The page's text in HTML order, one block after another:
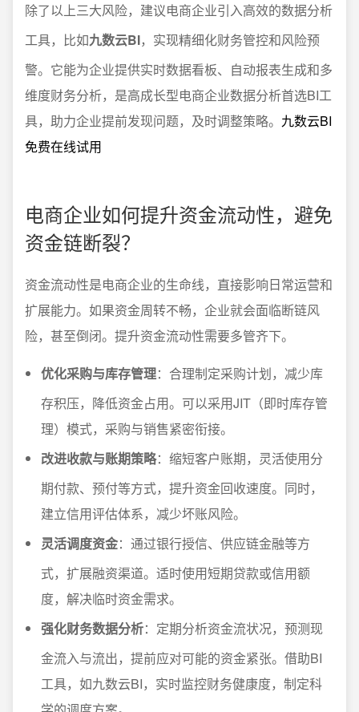
除了以上三大风险，建议电商企业引入高效的数据分析
工具，比如九数云BI，实现精细化财务管控和风险预
警。它能为企业提供实时数据看板、自动报表生成和多
维度财务分析，是高成长型电商企业数据分析首选BI工
具，助力企业提前发现问题，及时调整策略。 九数云BI
免费在线试用
电商企业如何提升资金流动性，避免
资金链断裂？
资金流动性是电商企业的生命线，直接影响日常运营和
扩展能力。如果资金周转不畅，企业就会面临断链风
险，甚至倒闭。提升资金流动性需要多管齐下。
优化采购与库存管理：合理制定采购计划，减少库
存积压，降低资金占用。可以采用JIT（即时库存管
理）模式，采购与销售紧密衔接。
改进收款与账期策略：缩短客户账期，灵活使用分
期付款、预付等方式，提升资金回收速度。同时，
建立信用评估体系，减少坏账风险。
灵活调度资金：通过银行授信、供应链金融等方
式，扩展融资渠道。适时使用短期贷款或信用额
度，解决临时资金需求。
强化财务数据分析：定期分析资金流状况，预测现
金流入与流出，提前应对可能的资金紧张。借助BI
工具，如九数云BI，实时监控财务健康度，制定科